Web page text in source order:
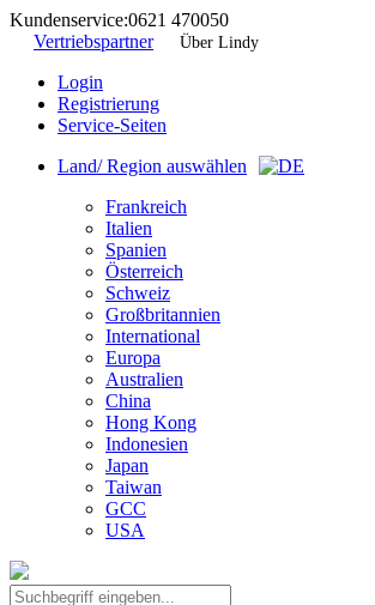
Kundenservice:0621 470050
Vertriebspartner
Über Lindy
Login
Registrierung
Service-Seiten
Land/ Region auswählen
Frankreich
Italien
Spanien
Österreich
Schweiz
Großbritannien
International
Europa
Australien
China
Hong Kong
Indonesien
Japan
Taiwan
GCC
USA